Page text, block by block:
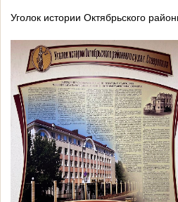
Уголок истории Октябрьского